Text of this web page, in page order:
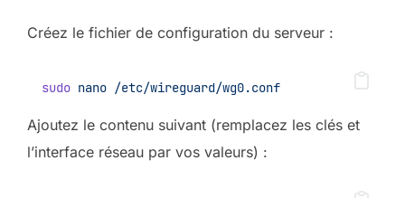
Créez le fichier de configuration du serveur :
sudo nano /etc/wireguard/wg0.conf
Ajoutez le contenu suivant (remplacez les clés et
l’interface réseau par vos valeurs) :